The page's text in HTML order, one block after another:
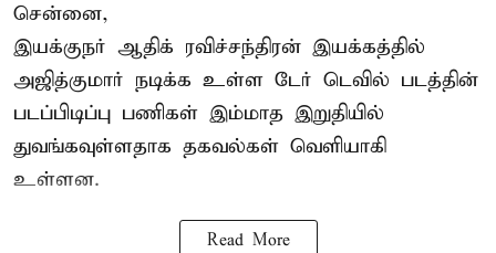
சென்னை,
இயக்குநர் ஆதிக் ரவிச்சந்திரன் இயக்கத்தில்
அஜித்குமார் நடிக்க உள்ள டேர் டெவில் படத்தின்
படப்பிடிப்பு பணிகள் இம்மாத இறுதியில்
துவங்கவுள்ளதாக தகவல்கள் வெளியாகி
உள்ளன.
Read More